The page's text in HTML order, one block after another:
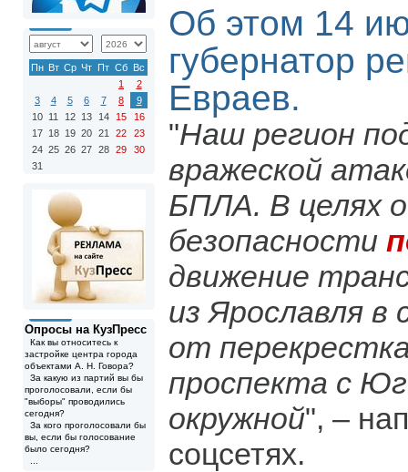
Пн Вт Ср Чт Пт Сб Вс
1
2
3
4 5 6 7 8
9
10 11 12 13 14 15
16
17 18 19 20 21 22
23
24 25 26 27 28 29
30
31
Опросы на КузПресс
Как вы относитесь к
застройке центра города
объектами А. Н. Говора?
За какую из партий вы бы
проголосовали, если бы
"выборы" проводились
сегодня?
За кого проголосовали бы
вы, если бы голосование
было сегодня?
Об этом 14
губернатор
Евраев.
"Наш регион
вражеской
БПЛА. В целях
безопасности
движение
из Ярославля
от
проспекта с
окружной", –
соцсетях.